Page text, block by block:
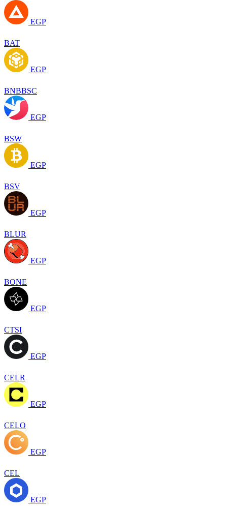
EGP
BAT
EGP
BNBBSC
EGP
BSW
EGP
BSV
EGP
BLUR
EGP
BONE
EGP
CTSI
EGP
CELR
EGP
CELO
EGP
CEL
EGP